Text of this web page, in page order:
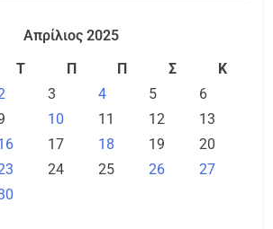
Απρίλιος 2025
Τ Π Π Σ
Κ
3 4 5
6
10 11 12
13
17 18 19
20
24 25 26
27